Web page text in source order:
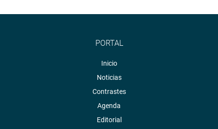
PORTAL
Inicio
Noticias
Contrastes
Agenda
Editorial